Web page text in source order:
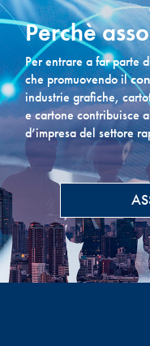
Perchè
Per entrare a far parte
che promuovendo il
industrie grafiche,
e cartone contribuisce
d’impresa del settore